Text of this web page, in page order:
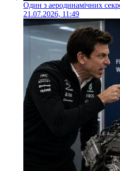
Один з аеродинамічних
21.07.2026, 11:49